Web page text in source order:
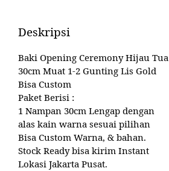
Deskripsi
Baki Opening Ceremony Hijau Tua
30cm Muat 1-2 Gunting Lis Gold
Bisa Custom
Paket Berisi :
1 Nampan 30cm Lengap dengan
alas kain warna sesuai pilihan
Bisa Custom Warna, & bahan.
Stock Ready bisa kirim Instant
Lokasi Jakarta Pusat.